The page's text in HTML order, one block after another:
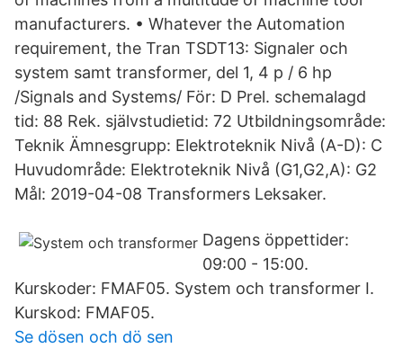
manufacturers. • Whatever the Automation
requirement, the Tran TSDT13: Signaler och
system samt transformer, del 1, 4 p / 6 hp
/Signals and Systems/ För: D Prel. schemalagd
tid: 88 Rek. självstudietid: 72 Utbildningsområde:
Teknik Ämnesgrupp: Elektroteknik Nivå (A-D): C
Huvudområde: Elektroteknik Nivå (G1,G2,A): G2
Mål: 2019-04-08 Transformers Leksaker.
Dagens öppettider:
09:00 - 15:00.
Kurskoder: FMAF05. System och transformer I.
Kurskod: FMAF05.
Se dösen och dö sen